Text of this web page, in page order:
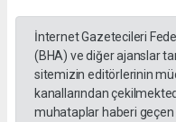
İnternet Gazetecileri
(BHA) ve diğer ajanslar
sitemizin editörlerinin
kanallarından
muhataplar haberi